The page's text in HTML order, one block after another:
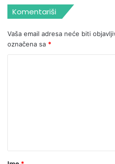
Komentariši
Vaša email adresa neće biti
označena sa *